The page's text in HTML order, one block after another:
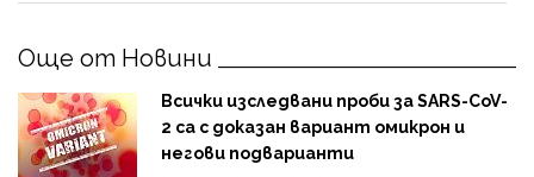
Още от Новини
Всички изследвани проби за SARS-CoV-
2 са с доказан вариант омикрон и
негови подварианти